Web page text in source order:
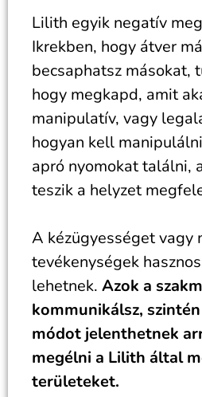
Lilith egyik negatív
Ikrekben, hogy átver
becsaphatsz másokat,
hogy megkapd, amit
manipulatív, vagy
hogyan kell
apró nyomokat találni,
teszik a helyzet
A kézügyességet vagy
tevékenységek
lehetnek. Azok a
kommunikálsz,
módot jelenthetnek
megélni a Lilith által
területeket.